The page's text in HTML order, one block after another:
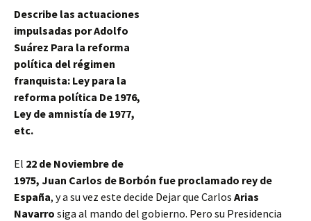
Describe las actuaciones
impulsadas por Adolfo
Suárez Para la reforma
política del régimen
franquista: Ley para la
reforma política De 1976,
Ley de amnistía de 1977,
etc.
El 22 de Noviembre de
1975, Juan Carlos de Borbón fue proclamado rey de
España, y a su vez este decide Dejar que Carlos Arias
Navarro siga al mando del gobierno. Pero su Presidencia